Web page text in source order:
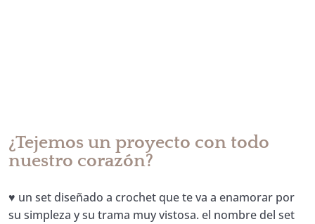
¿Tejemos un proyecto con todo
nuestro corazón?
♥ un set diseñado a crochet que te va a enamorar por
su simpleza y su trama muy vistosa. el nombre del set